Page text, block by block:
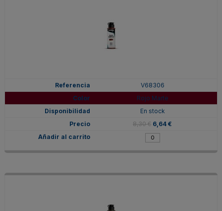
V68306
Rojo Marte
En stock
8,30 € 6,64 €